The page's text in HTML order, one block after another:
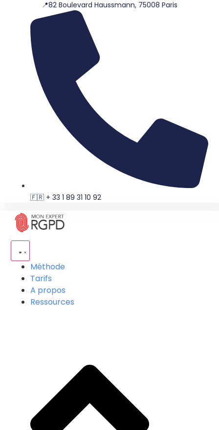
📍82 Boulevard Haussmann, 75008 Paris
🇫🇷 + 33 1 89 31 10 92
Méthode
Tarifs
A propos
Ressources